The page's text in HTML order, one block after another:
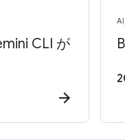
CLI が
AI